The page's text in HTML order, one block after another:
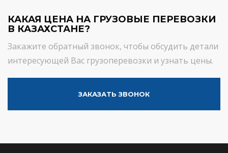
КАКАЯ ЦЕНА НА ГРУЗОВЫЕ ПЕРЕВОЗКИ
В КАЗАХСТАНЕ?
Закажите обратный звонок, чтобы обсудить детали
интересующей Вас грузоперевозки и узнать цены.
ЗАКАЗАТЬ ЗВОНОК